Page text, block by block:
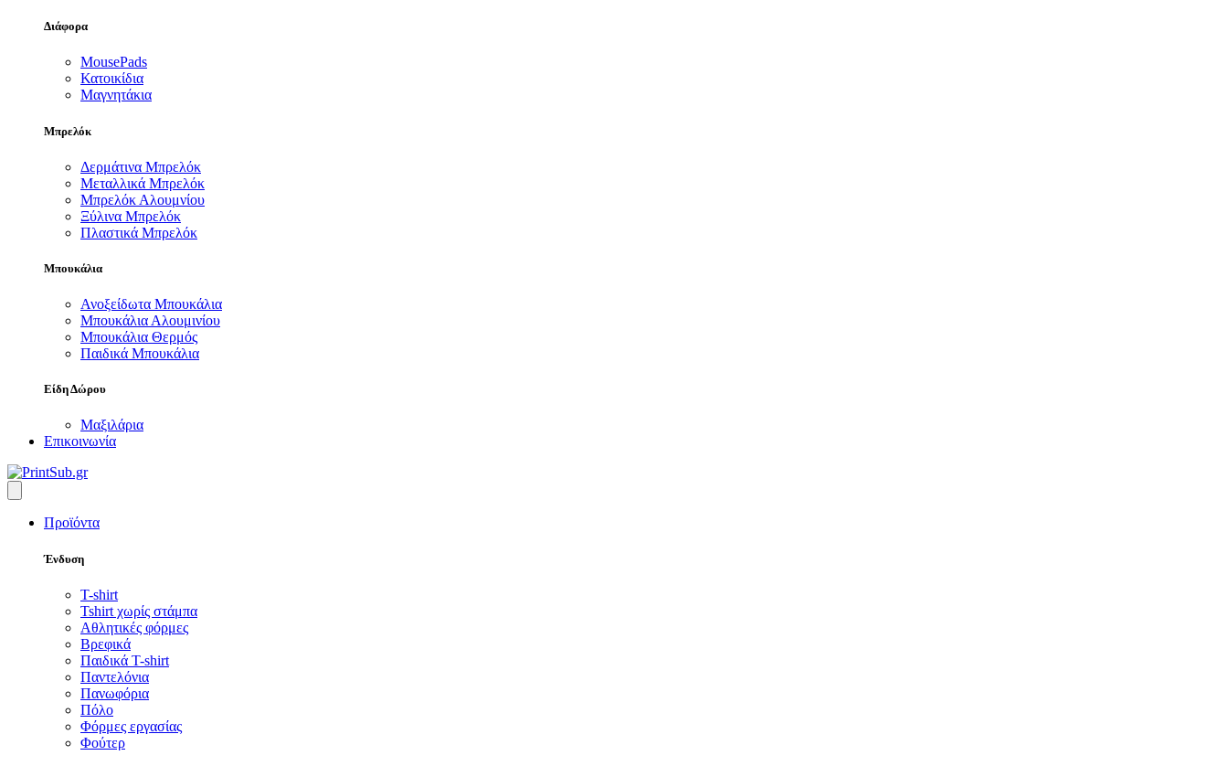
Διάφορα
MousePads
Κατοικίδια
Μαγνητάκια
Μπρελόκ
Δερμάτινα Μπρελόκ
Μεταλλικά Μπρελόκ
Μπρελόκ Αλουμνίου
Ξύλινα Μπρελόκ
Πλαστικά Μπρελόκ
Μπουκάλια
Ανοξείδωτα Μπουκάλια
Μπουκάλια Αλουμινίου
Μπουκάλια Θερμός
Παιδικά Μπουκάλια
Είδη Δώρου
Μαξιλάρια
Επικοινωνία
Προϊόντα
Ένδυση
T-shirt
Tshirt χωρίς στάμπα
Αθλητικές φόρμες
Βρεφικά
Παιδικά T-shirt
Παντελόνια
Πανωφόρια
Πόλο
Φόρμες εργασίας
Φούτερ